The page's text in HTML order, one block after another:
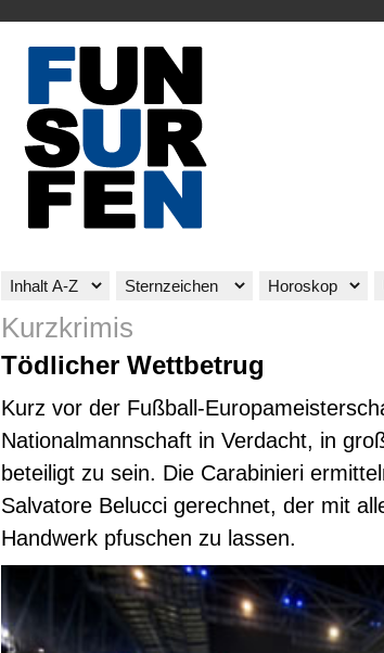
Kurzkrimis
Tödlicher Wettbetrug
Kurz vor der Fußball-
Nationalmannschaft in Verdacht, in
beteiligt zu sein. Die Carabinieri
Salvatore Belucci gerechnet, der mit
Handwerk pfuschen zu lassen.